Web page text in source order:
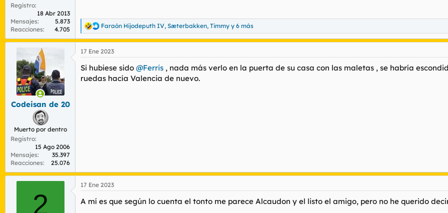
Registro
18 Abr 2013
Mensajes
5.873
Reacciones
4.705
R
e
a
c
i
o
Faraón Hijodeputh IV, Sæterbakken, Timmy y 6 más
Codeisan de 20
Muerto por dentro
Registro
15 Ago 2006
Mensajes
35.397
Reacciones
25.076
17 Ene 2023
Si hubiese sido @Ferris , nada más verlo en la puerta de su casa con las maletas , se habría
ruedas hacía Valencia de nuevo.
2
17 Ene 2023
A mí es que según lo cuenta el tonto me parece Alcaudon y el listo el amigo, pero no he querido